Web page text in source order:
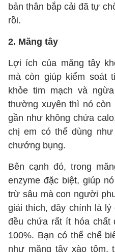
bản thân bắp cải đã tự
rồi.
2. Măng tây
Lợi ích của măng tây
mà còn giúp kiểm soát
khỏe tim mạch và ngừa
thường xuyên thì nó còn
gần như không chứa
chị em có thể dùng
chướng bụng.
Bên cạnh đó, trong
enzyme đặc biệt, giúp
trừ sâu mà con người
giải thích, đây chính là
đều chứa rất ít hóa chất
100%. Bạn có thể chế
như măng tây xào tôm,